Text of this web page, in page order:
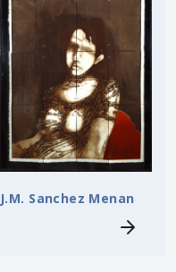
J.M. Sanchez Menan